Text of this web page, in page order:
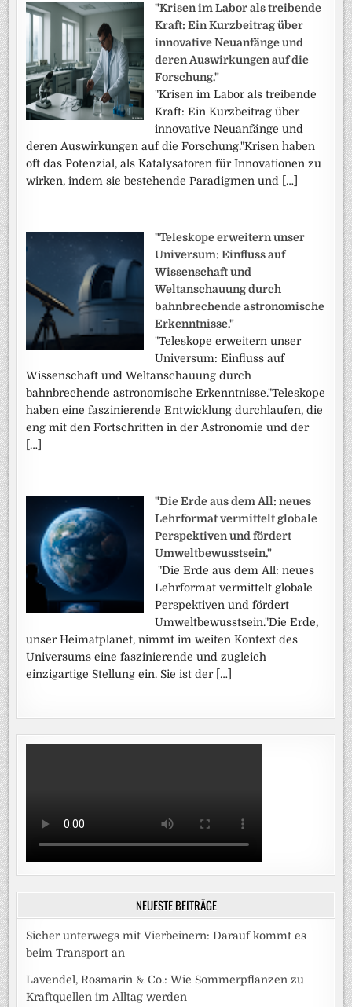
"Krisen im Labor als treibende
Kraft: Ein Kurzbeitrag über
innovative Neuanfänge und
deren Auswirkungen auf die
Forschung."
"Krisen im Labor als treibende
Kraft: Ein Kurzbeitrag über
innovative Neuanfänge und
deren Auswirkungen auf die Forschung."Krisen haben
oft das Potenzial, als Katalysatoren für Innovationen zu
wirken, indem sie bestehende Paradigmen und […]
"Teleskope erweitern unser
Universum: Einfluss auf
Wissenschaft und
Weltanschauung durch
bahnbrechende astronomische
Erkenntnisse."
"Teleskope erweitern unser
Universum: Einfluss auf
Wissenschaft und Weltanschauung durch
bahnbrechende astronomische Erkenntnisse."Teleskope
haben eine faszinierende Entwicklung durchlaufen, die
eng mit den Fortschritten in der Astronomie und der
[…]
"Die Erde aus dem All: neues
Lehrformat vermittelt globale
Perspektiven und fördert
Umweltbewusstsein."
"Die Erde aus dem All: neues
Lehrformat vermittelt globale
Perspektiven und fördert
Umweltbewusstsein."Die Erde,
unser Heimatplanet, nimmt im weiten Kontext des
Universums eine faszinierende und zugleich
einzigartige Stellung ein. Sie ist der […]
NEUESTE BEITRÄGE
Sicher unterwegs mit Vierbeinern: Darauf kommt es
beim Transport an
Lavendel, Rosmarin & Co.: Wie Sommerpflanzen zu
Kraftquellen im Alltag werden